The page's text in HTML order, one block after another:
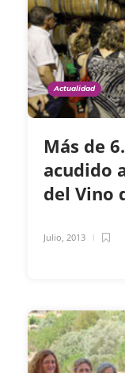
Actualidad
Más de
acudido
del Vino
Julio, 2013